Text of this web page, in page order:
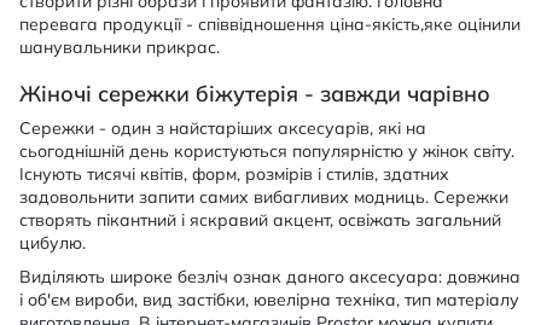
перевага продукції - співвідношення ціна-якість,яке оцінили
шанувальники прикрас.
Жіночі сережки біжутерія - завжди чарівно
Сережки - один з найстаріших аксесуарів, які на
сьогоднішній день користуються популярністю у жінок світу.
Існують тисячі квітів, форм, розмірів і стилів, здатних
задовольнити запити самих вибагливих модниць. Сережки
створять пікантний і яскравий акцент, освіжать загальний
цибулю.
Виділяють широке безліч ознак даного аксесуара: довжина
і об'єм вироби, вид застібки, ювелірна техніка, тип матеріалу